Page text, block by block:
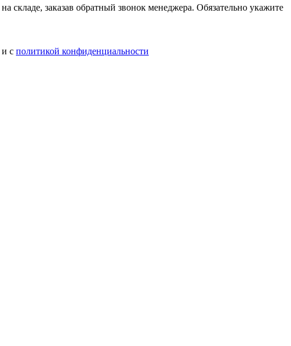
на складе, заказав обратный звонок менеджера. Обязательно укажите
и с политикой конфиденциальности